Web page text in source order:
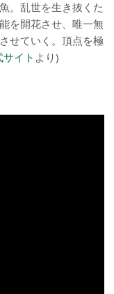
。乱世を生き抜くた
を開花させ、唯一無
せていく。頂点を極
サイト より)